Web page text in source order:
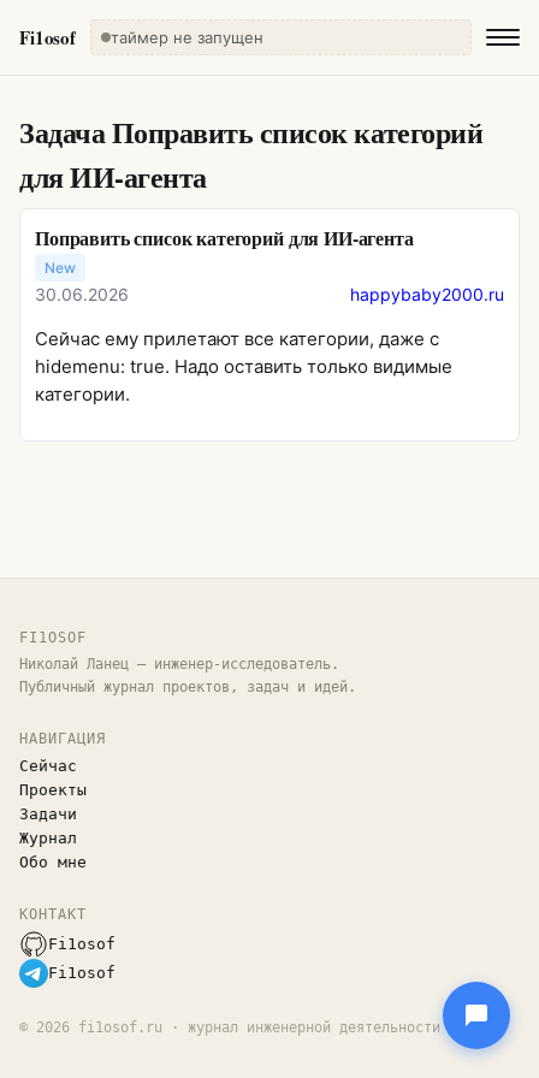
Fi1osof таймер не запущен
ЗадачаПоправить список категорий
для ИИ-агента
Поправить список категорий для ИИ-агента
New
30.06.2026 happybaby2000.ru
Сейчас ему прилетают все категории, даже с
hidemenu: true. Надо оставить только видимые
категории.
FI1OSOF
Николай Ланец — инженер-исследователь.
Публичный журнал проектов, задач и идей.
НАВИГАЦИЯ
Сейчас
Проекты
Задачи
Журнал
Обо мне
КОНТАКТ
Fi1osof
Fi1osof
© 2026 fi1osof.ru · журнал инженерной деятельности